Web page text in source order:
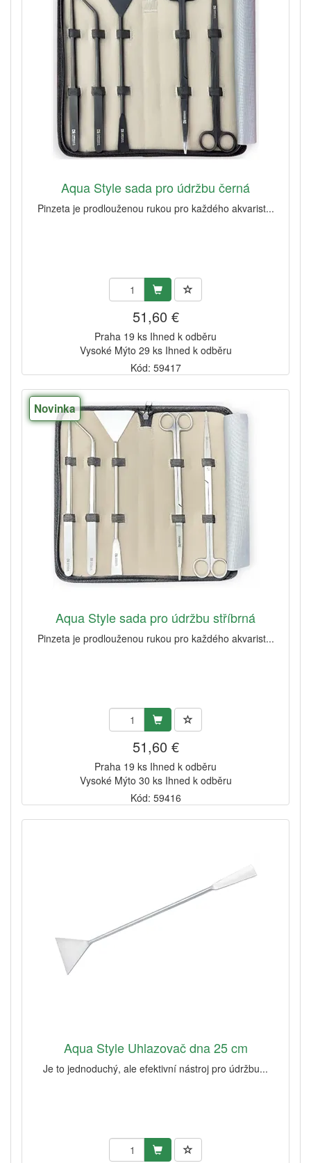
Aqua Style sada pro údržbu černá
Pinzeta je prodlouženou rukou pro každého akvarist...
51,60 €
Praha 19 ks Ihned k odběru
Vysoké Mýto 29 ks Ihned k odběru
Kód: 59417
Novinka
Aqua Style sada pro údržbu stříbrná
Pinzeta je prodlouženou rukou pro každého akvarist...
51,60 €
Praha 19 ks Ihned k odběru
Vysoké Mýto 30 ks Ihned k odběru
Kód: 59416
Aqua Style Uhlazovač dna 25 cm
Je to jednoduchý, ale efektivní nástroj pro údržbu...